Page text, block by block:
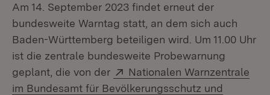
Am 14. September 2023 findet erneut der
bundesweite Warntag statt, an dem sich auch
Baden-Württemberg beteiligen wird. Um 11.00 Uhr
ist die zentrale bundesweite Probewarnung
geplant, die von der
Extern:
Nationalen Warnzentrale
im Bundesamt für Bevölkerungsschutz und